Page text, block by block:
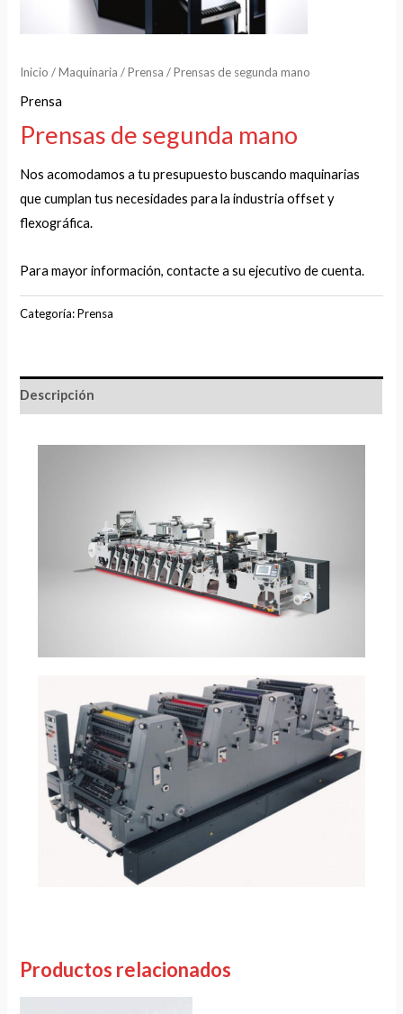
Inicio /Maquinaria /Prensa / Prensas de segunda mano
Prensa
Prensas de segunda mano
Nos acomodamos a tu presupuesto buscando maquinarias
que cumplan tus necesidades para la industria offset y
flexográfica.
Para mayor información, contacte a su ejecutivo de cuenta.
Categoría:Prensa
Descripción
Productos relacionados